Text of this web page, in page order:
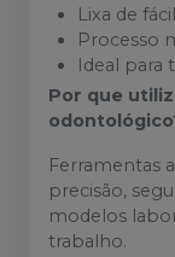
Lixa de
Processo
Ideal para
Por que
Ferramentas
precisão,
modelos
trabalho.